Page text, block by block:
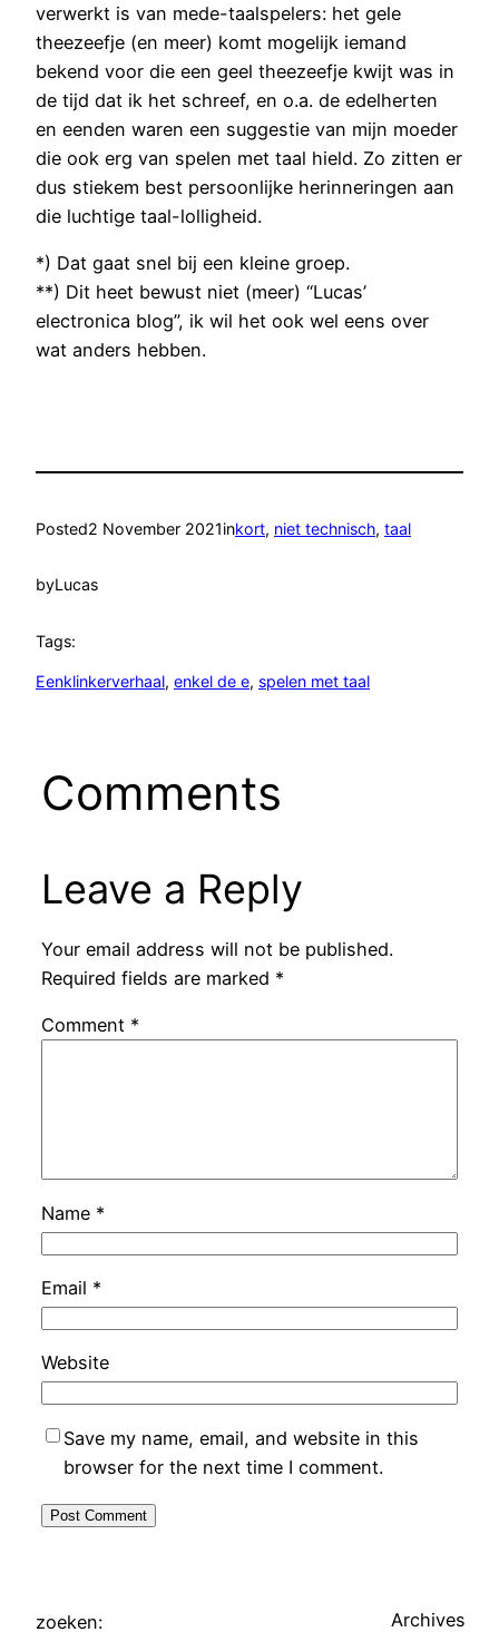
verwerkt is van mede-taalspelers: het gele
theezeefje (en meer) komt mogelijk iemand
bekend voor die een geel theezeefje kwijt was in
de tijd dat ik het schreef, en o.a. de edelherten
en eenden waren een suggestie van mijn moeder
die ook erg van spelen met taal hield. Zo zitten er
dus stiekem best persoonlijke herinneringen aan
die luchtige taal-lolligheid.
*) Dat gaat snel bij een kleine groep.
**) Dit heet bewust niet (meer) “Lucas’
electronica blog”, ik wil het ook wel eens over
wat anders hebben.
Posted2 November 2021inkort, niet technisch, taal
byLucas
Tags:
Eenklinkerverhaal, enkel de e, spelen met taal
Comments
Leave a Reply
Your email address will not be published.
Required fields are marked *
Comment *
Name *
Email *
Website
Save my name, email, and website in this
browser for the next time I comment.
zoeken: Archives